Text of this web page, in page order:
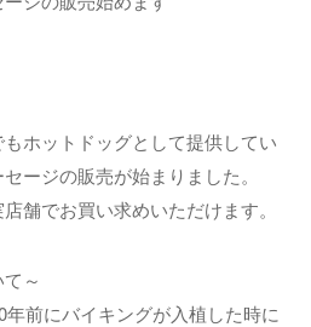
ホットドッグとして提供してい
ージの販売が始まりました。
舗でお買い求めいただけます。
～
前にバイキングが入植した時に